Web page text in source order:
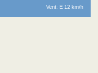
Vent: E 12 km/h